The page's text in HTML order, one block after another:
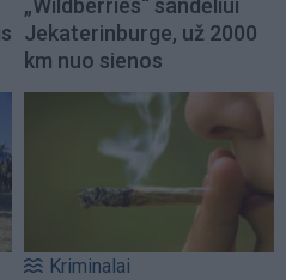
„Wildberries“ sandėliui
Jekaterinburge, už 2000
km nuo sienos
Kriminalai